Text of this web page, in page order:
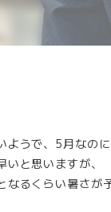
ようで、5月なの
と思いますが、
るくらい暑さが